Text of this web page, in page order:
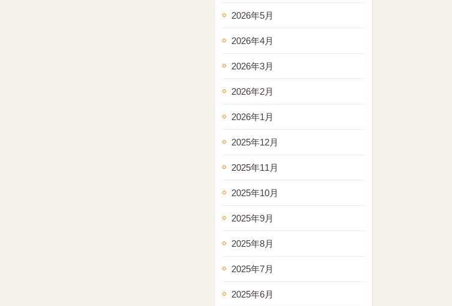
2026年5月
2026年4月
2026年3月
2026年2月
2026年1月
2025年12月
2025年11月
2025年10月
2025年9月
2025年8月
2025年7月
2025年6月